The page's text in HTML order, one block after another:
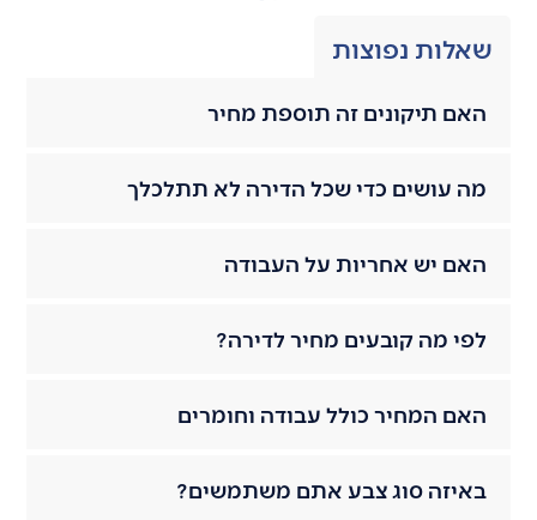
שאלות נפוצות
האם תיקונים זה תוספת מחיר
מה עושים כדי שכל הדירה לא תתלכלך
האם יש אחריות על העבודה
לפי מה קובעים מחיר לדירה?
האם המחיר כולל עבודה וחומרים
באיזה סוג צבע אתם משתמשים?